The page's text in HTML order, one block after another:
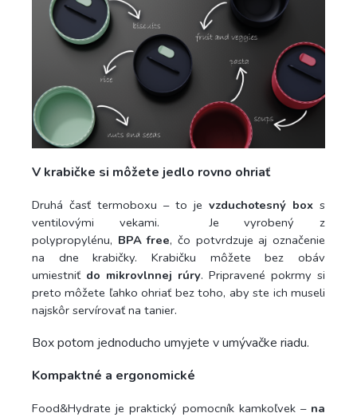
V krabičke si môžete jedlo rovno ohriať
Druhá časť termoboxu – to je vzduchotesný box s
ventilovými vekami. Je vyrobený z
polypropylénu, BPA free, čo potvrdzuje aj označenie
na dne krabičky. Krabičku môžete bez obáv
umiestniť do mikrovlnnej rúry. Pripravené pokrmy si
preto môžete ľahko ohriať bez toho, aby ste ich museli
najskôr servírovať na tanier.
Box potom jednoducho umyjete v umývačke riadu.
Kompaktné a ergonomické
Food&Hydrate je praktický pomocník kamkoľvek – na